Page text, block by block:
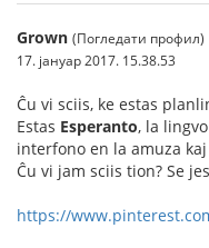
Grown (Погледати профил)
17. јануар 2017. 15.38.53
Ĉu vi sciis, ke estas
Estas Esperanto, la
interfono en la amuza
Ĉu vi jam sciis tion? Se
https://